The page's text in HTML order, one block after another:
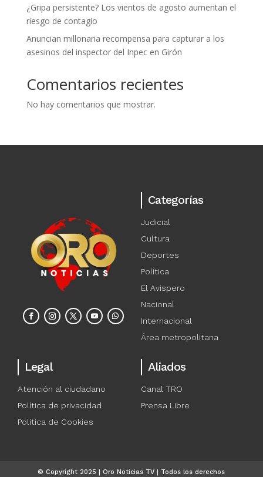
¿Gripa persistente? Los vientos de agosto aumentan el
riesgo de contagio
Anuncian millonaria recompensa para capturar a los
asesinos del inspector del Inpec en Girón
Comentarios recientes
No hay comentarios que mostrar.
Categorías
Judicial
Cultura
Deportes
Política
El Avispero
Nacional
Internacional
Área metropolitana
Legal
Atención al ciudadano
Política de privacidad
Política de Cookies
Aliados
Canal TRO
Prensa Libre
© Copyright 2025 | Oro Noticias TV | Todos los derechos